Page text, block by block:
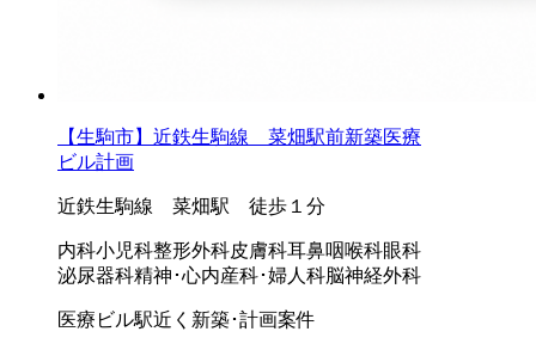
【生駒市】近鉄生駒線 菜畑駅前新築医療
ビル計画
近鉄生駒線 菜畑駅 徒歩１分
内科小児科整形外科皮膚科耳鼻咽喉科眼科
泌尿器科精神･心内産科･婦人科脳神経外科
医療ビル駅近く 新築･計画案件